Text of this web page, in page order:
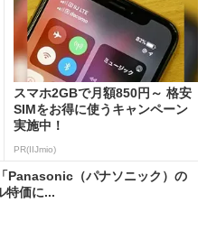
スマホ2GBで月額850円～ 格安
SIMをお得に使うキャンペーン
実施中！
PR(IIJmio)
Panasonic（パナソニック）の
特価に...